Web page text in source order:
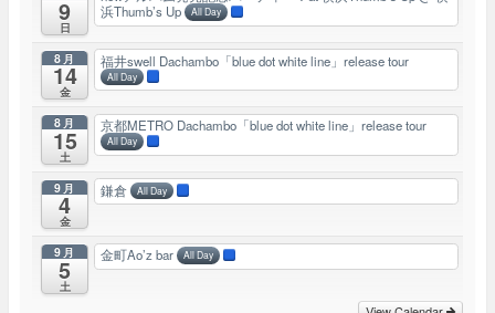
9
日
浜Thumb’s Up
All Day
8月
14
金
福井swell Dachambo「blue dot white line」release tour
All Day
8月
15
土
京都METRO Dachambo「blue dot white line」release tour
All Day
9月
4
金
鎌倉 All Day
9月
5
土
金町Ao’z bar All Day